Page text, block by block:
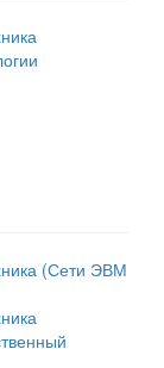
(Сети ЭВМ